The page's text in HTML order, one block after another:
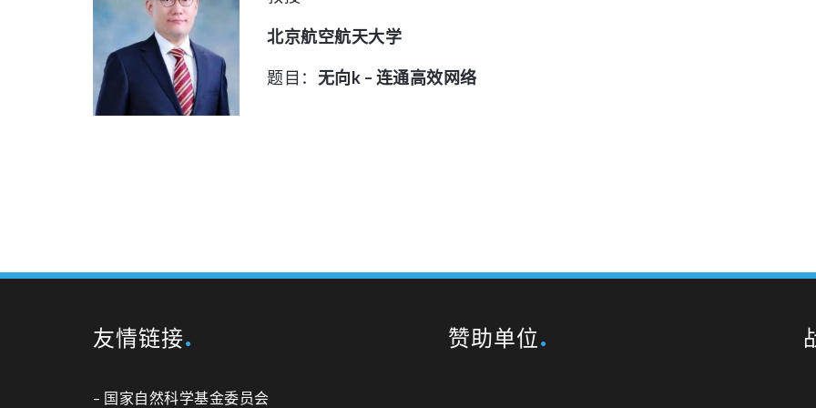
北京航空航天大学
题目： 无向k – 连通高效网络
友情链接
– 国家自然科学基金委员会
赞助单位